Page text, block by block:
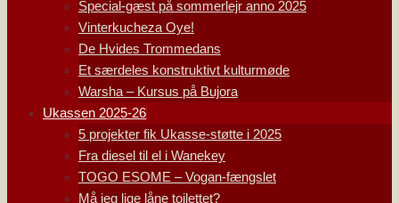
Special-gæst på sommerlejr anno 2025
Vinterkucheza Oye!
De Hvides Trommedans
Et særdeles konstruktivt kulturmøde
Warsha – Kursus på Bujora
Ukassen 2025-26
5 projekter fik Ukasse-støtte i 2025
Fra diesel til el i Wanekey
TOGO ESOME – Vogan-fængslet
Må jeg lige låne toilettet?